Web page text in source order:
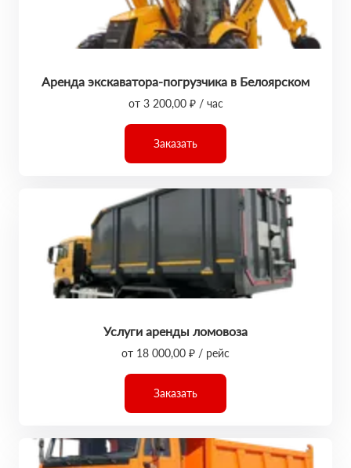
Аренда экскаватора-погрузчика в Белоярском
от 3 200,00 ₽ / час
Заказать
Услуги аренды ломовоза
от 18 000,00 ₽ / рейс
Заказать